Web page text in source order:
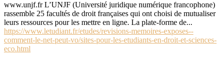
www.unjf.fr L’UNJF (Université juridique numérique francophone)
rassemble 25 facultés de droit françaises qui ont choisi de mutualiser
leurs ressources pour les mettre en ligne. La plate-forme de...
https://www.letudiant.fr/etudes/revisions-memoires-exposes--
comment-le-net-peut-vo/sites-pour-les-etudiants-en-droit-et-sciences-
eco.html